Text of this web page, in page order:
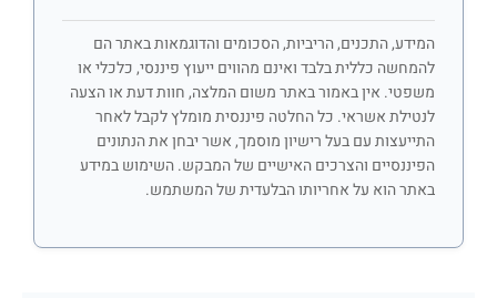
המידע, התכנים, הריביות, הסכומים והדוגמאות באתר הם
להמחשה כללית בלבד ואינם מהווים ייעוץ פיננסי, כלכלי או
משפטי. אין באמור באתר משום המלצה, חוות דעת או הצעה
לנטילת אשראי. כל החלטה פיננסית מומלץ לקבל לאחר
התייעצות עם בעל רישיון מוסמך, אשר יבחן את הנתונים
הפיננסיים והצרכים האישיים של המבקש. השימוש במידע
באתר הוא על אחריותו הבלעדית של המשתמש.